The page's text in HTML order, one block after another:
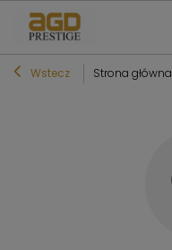
Wstecz Strona główna